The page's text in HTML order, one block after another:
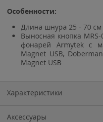
Особенности:
Длина шнура 25 - 70 см
Выносная кнопка
фонарей Armytek с
Magnet USB,
Magnet USB
Характеристики
Аксессуары